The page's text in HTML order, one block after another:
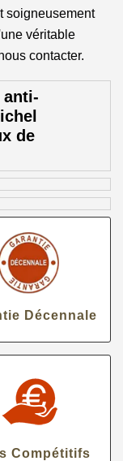
soigneusement
véritable
contacter.
anti-
de
Décennale
Compétitifs